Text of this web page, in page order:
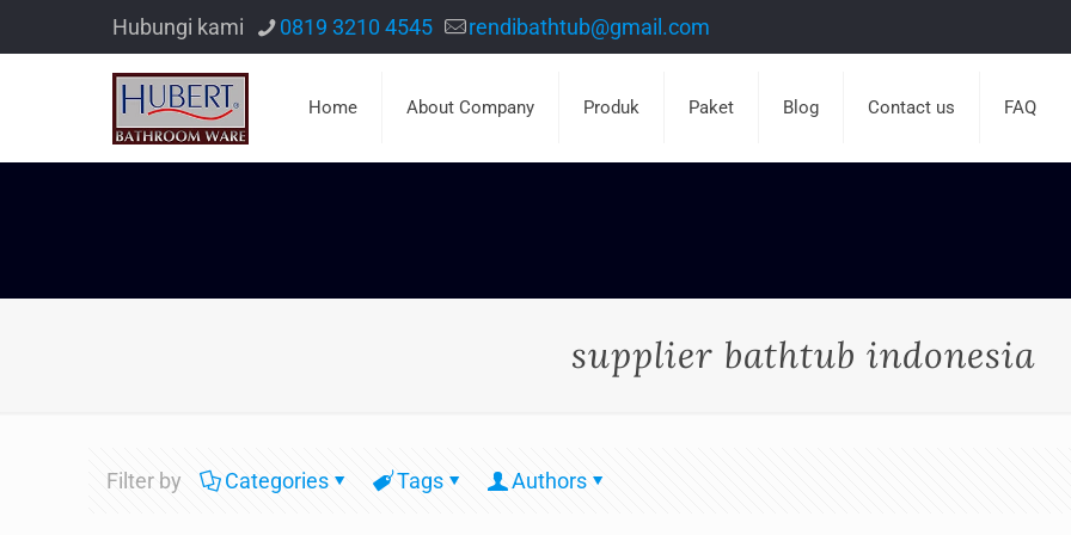
Hubungi kami 0819 3210 4545 rendibathtub@gmail.com
Home About Company Produk Paket Blog Contact us FAQ
supplier bathtub indonesia
Filter by Categories Tags Authors